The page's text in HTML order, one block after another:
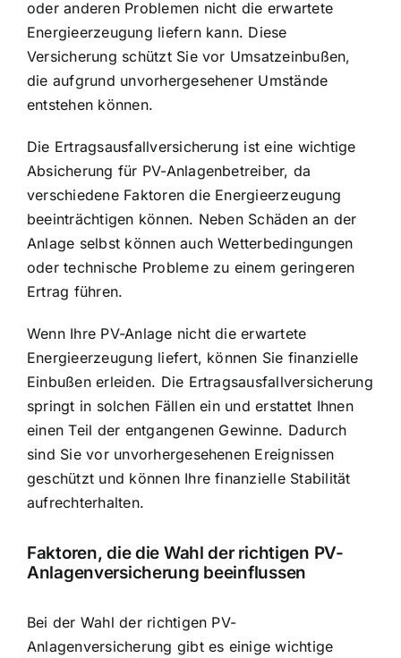
oder anderen Problemen nicht die erwartete
Energieerzeugung liefern kann. Diese
Versicherung schützt Sie vor Umsatzeinbußen,
die aufgrund unvorhergesehener Umstände
entstehen können.
Die Ertragsausfallversicherung ist eine wichtige
Absicherung für PV-Anlagenbetreiber, da
verschiedene Faktoren die Energieerzeugung
beeinträchtigen können. Neben Schäden an der
Anlage selbst können auch Wetterbedingungen
oder technische Probleme zu einem geringeren
Ertrag führen.
Wenn Ihre PV-Anlage nicht die erwartete
Energieerzeugung liefert, können Sie finanzielle
Einbußen erleiden. Die Ertragsausfallversicherung
springt in solchen Fällen ein und erstattet Ihnen
einen Teil der entgangenen Gewinne. Dadurch
sind Sie vor unvorhergesehenen Ereignissen
geschützt und können Ihre finanzielle Stabilität
aufrechterhalten.
Faktoren, die die Wahl der richtigen PV-
Anlagenversicherung beeinflussen
Bei der Wahl der richtigen PV-
Anlagenversicherung gibt es einige wichtige